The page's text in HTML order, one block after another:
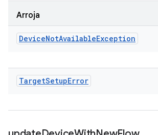
Arroja
DeviceNotAvailableException
TargetSetupError